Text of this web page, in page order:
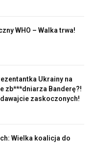
WHO – Walka trwa!
Ukrainy na
zb***dniarza Banderę?!
zaskoczonych!
Wielka koalicja do